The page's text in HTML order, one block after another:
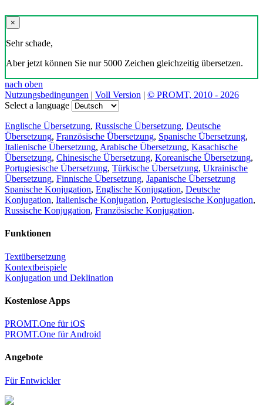
×
Sehr schade,
Aber jetzt können Sie nur 5000 Zeichen gleichzeitig übersetzen.
nach oben
Nutzungsbedingungen | Voll Version | © PROMT, 2010 - 2026
Select a language
Englische Übersetzung, Russische Übersetzung, Deutsche
Übersetzung, Französische Übersetzung, Spanische Übersetzung,
Italienische Übersetzung, Arabische Übersetzung, Kasachische
Übersetzung, Chinesische Übersetzung, Koreanische Übersetzung,
Portugiesische Übersetzung, Türkische Übersetzung, Ukrainische
Übersetzung, Finnische Übersetzung, Japanische Übersetzung
Spanische Konjugation, Englische Konjugation, Deutsche
Konjugation, Italienische Konjugation, Portugiesische Konjugation,
Russische Konjugation, Französische Konjugation.
Funktionen
Textübersetzung
Kontextbeispiele
Konjugation und Deklination
Kostenlose Apps
PROMT.One für iOS
PROMT.One für Android
Angebote
Für Entwickler